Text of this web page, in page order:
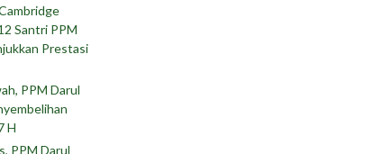
Santri PPM
Prestasi
PPM Darul
H
PPM Darul